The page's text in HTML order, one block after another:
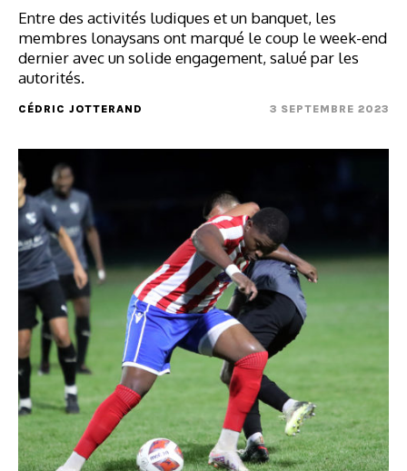
Entre des activités ludiques et un banquet, les
membres lonaysans ont marqué le coup le week-end
dernier avec un solide engagement, salué par les
autorités.
CÉDRIC JOTTERAND 3 SEPTEMBRE 2023